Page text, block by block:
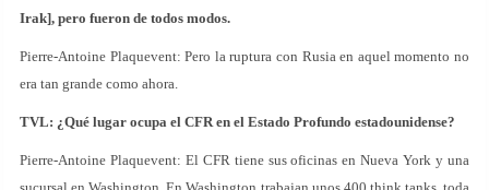
Irak], pero fueron de todos modos.
Pierre-Antoine Plaquevent: Pero la ruptura con Rusia en aquel momento no
era tan grande como ahora.
TVL: ¿Qué lugar ocupa el CFR en el Estado Profundo estadounidense?
Pierre-Antoine Plaquevent: El CFR tiene sus oficinas en Nueva York y una